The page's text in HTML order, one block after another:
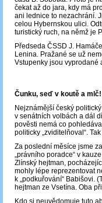
čekat až do jara, kdy má
ani lednice to nezachrání.
celou Hybernskou ulici.
turistický ruch, na němž je
Předseda ČSSD J.
Lenina. Pražané se už
Vstupenky jsou vyprodané
Čunku, seď v koutě a mlč!
Nejznámější český
v senátních volbách a dál
pověsti nemá co
politicky „zviditelňoval“.
Za poslední měsíce jsme
„právního poradce“ v
Zlínský hejtman,
mohly lépe reprezentovat
k „podkuřování“ Babišovi.
hejtman ze Vsetína. Oba